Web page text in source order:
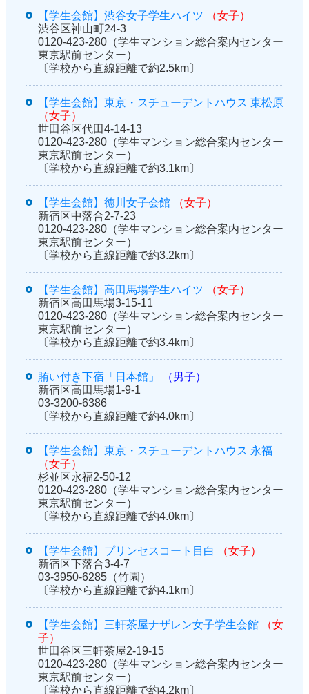
【学生会館】渋谷女子学生ハイツ
（女子）
渋谷区神山町24-3
0120-423-280（学生マンション総合案内センター
東京駅前センター）
〔学校から直線距離で約2.5km〕
【学生会館】東京・スチューデントハウス 東松原
（女子）
世田谷区代田4-14-13
0120-423-280（学生マンション総合案内センター
東京駅前センター）
〔学校から直線距離で約3.1km〕
【学生会館】徳川女子会館
（女子）
新宿区中落合2-7-23
0120-423-280（学生マンション総合案内センター
東京駅前センター）
〔学校から直線距離で約3.2km〕
【学生会館】高田馬場学生ハイツ
（女子）
新宿区高田馬場3-15-11
0120-423-280（学生マンション総合案内センター
東京駅前センター）
〔学校から直線距離で約3.4km〕
賄い付き下宿「日本館」
（男子）
新宿区高田馬場1-9-1
03-3200-6386
〔学校から直線距離で約4.0km〕
【学生会館】東京・スチューデントハウス 永福
（女子）
杉並区永福2-50-12
0120-423-280（学生マンション総合案内センター
東京駅前センター）
〔学校から直線距離で約4.0km〕
【学生会館】プリンセスコート目白
（女子）
新宿区下落合3-4-7
03-3950-6285（竹園）
〔学校から直線距離で約4.1km〕
【学生会館】三軒茶屋ナザレン女子学生会館
（女
子）
世田谷区三軒茶屋2-19-15
0120-423-280（学生マンション総合案内センター
東京駅前センター）
〔学校から直線距離で約4.2km〕